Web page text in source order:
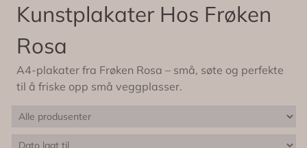
Kunstplakater Hos Frøken
Rosa
A4-plakater fra Frøken Rosa – små, søte og perfekte
til å friske opp små veggplasser.